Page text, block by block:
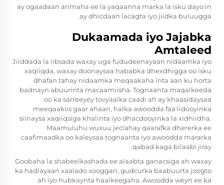
ay ogaadaan arimaha ee la yaqaanna marka la isku dayo in
ay dhicdaan lacagta iyo jiidka buluugga.
Dukaamada iyo Jajabka
Amtaleed
Jiiddada la iibsada waxay uga fududeenayaan nidaamka iyo
xaqiiqda, waxay doonaysaa hababka dhexdhigga oo isku
dhafan tahay nidaamka meqaakaha inta aan ku horta
badnayn abuurinta macaamiisha. Tognaanta maqalkeeda
oo ka sarreeyey tovyaalka caadi ah ay khaasidaysaa
meeqaakiis gaar ahaan, halka awoodda faa'iidooyinka
siinaysa xaqiiqsiga khalinta iyo dhacdooyinka la xidhiidha.
Maamuluhu wuxuu jeclahay qaarafka dhererka ee
caafimaadka oo kaleysaa tognaanta iyo awoodda mararka
qabad kaga bilaabi jiray.
Goobaha la shabeelkashada ee alaabta ganacsiga ah waxay
ka hadlayaan xaalado xooggan, gudcurka baabuurta joogto
ah iyo hubkaynta haalkeegaha. Awoodda weyn ee ka